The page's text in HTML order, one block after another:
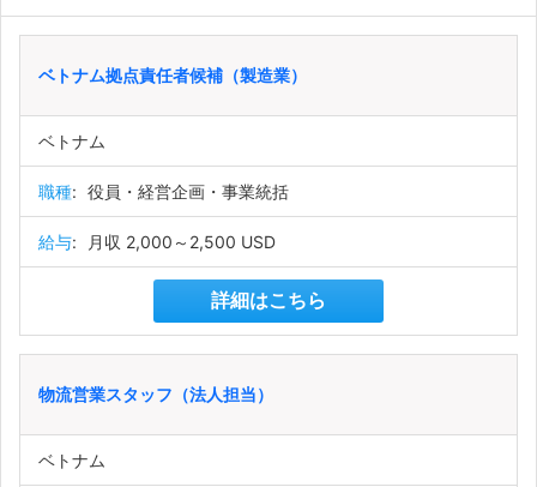
ベトナム拠点責任者候補（製造業）
ベトナム
職種: 役員・経営企画・事業統括
給与: 月収 2,000～2,500 USD
詳細はこちら
物流営業スタッフ（法人担当）
ベトナム